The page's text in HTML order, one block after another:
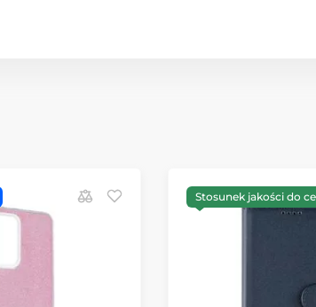
Stosunek jakości do